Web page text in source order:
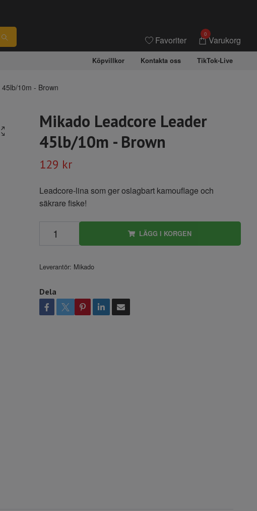
Favoriter
0
Varukorg
Köpvillkor Kontakta oss TikTok-Live
10m - Brown
Mikado Leadcore Leader
45lb/10m - Brown
129 kr
Leadcore-lina som ger oslagbart kamouflage och
säkrare fiske!
LÄGG I KORGEN
Leverantör: Mikado
Dela